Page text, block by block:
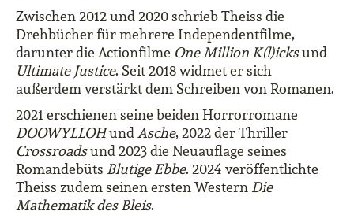
Zwischen 2012 und 2020 schrieb Theiss die
Drehbücher für mehrere Independentfilme,
darunter die Actionfilme One Million K(l)icksund
Ultimate Justice. Seit 2018 widmet er sich
außerdem verstärkt dem Schreiben von Romanen.
2021 erschienen seine beiden Horrorromane
DOOWYLLOHundAsche, 2022 der Thriller
Crossroadsund 2023 die Neuauflage seines
Romandebüts Blutige Ebbe. 2024 veröffentlichte
Theiss zudem seinen ersten Western Die
Mathematik des Bleis.